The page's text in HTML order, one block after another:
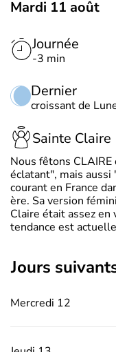
Mardi 11 août
Journée
-3 min
Dernier
croissant de
Sainte Claire
Nous fêtons
éclatant", mais
courant en France
ère. Sa version
Claire était assez en
tendance est
jours
Mercredi 12